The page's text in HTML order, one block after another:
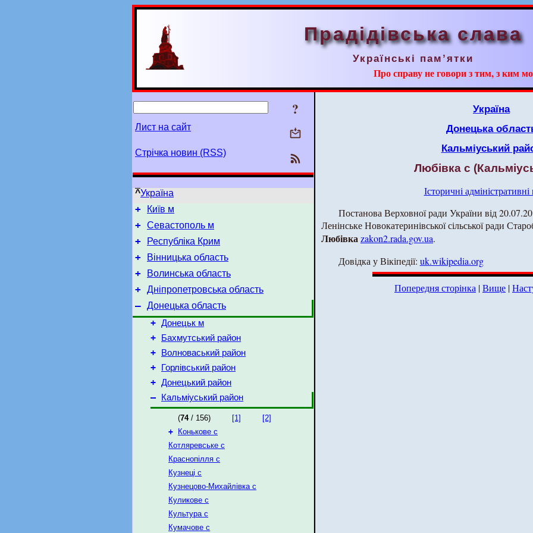
Прадідівська слава
Українські пам’ятки
Про справу не говори з тим, з ким
?
Лист на сайт
Стрічка новин (RSS)
^Україна
+ Київ м
+ Севастополь м
+ Республіка Крим
+ Вінницька область
+ Волинська область
+ Дніпропетровська область
– Донецька область
+ Донецьк м
+ Бахмутський район
+ Волноваський район
+ Горлівський район
+ Донецький район
– Кальміуський район
(74/ 156) [1]
[2]
+
Конькове с
Котляревське с
Краснопілля с
Кузнеці с
Кузнецово-Михайлівка с
Куликове с
Культура с
Кумачове с
Україна
Донецька
Кальміуський
Любівка с
Історичні адміністративні
Постанова Верховної ради України від
Ленінське Новокатеринівської сільської ради
Любівкаzakon2.rada.gov.ua.
Довідка у Вікіпедії: uk.wikipedia.org
Попередня сторінка |Вище |